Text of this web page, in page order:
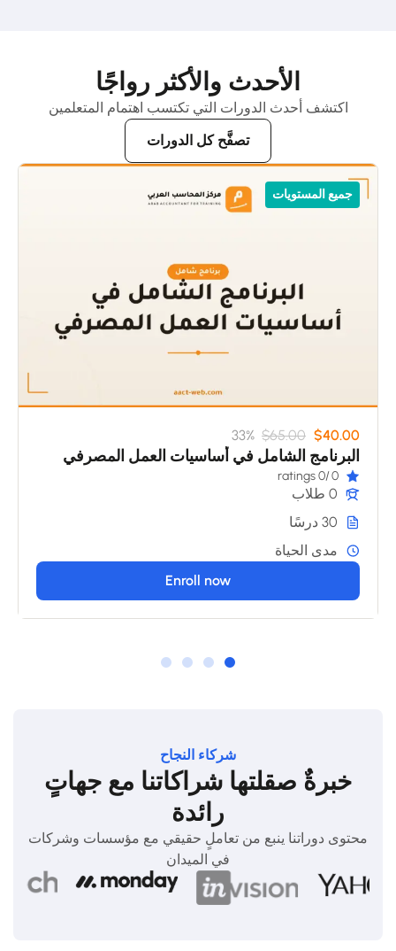
الأحدث والأكثر رواجًا
اكتشف أحدث الدورات التي تكتسب اهتمام المتعلمين
تصفَّح كل الدورات
جميع المستويات
$65.00 $40.00
33%
البرنامج الشامل في أساسيات العمل المصرفي
0
/0 ratings
0 طلاب
30 درسًا
مدى الحياة
Enroll now
شركاء النجاح
خبرةٌ صقلتها شراكاتنا مع جهاتٍ
رائدة
محتوى دوراتنا ينبع من تعاملٍ حقيقي مع مؤسسات وشركات
في الميدان